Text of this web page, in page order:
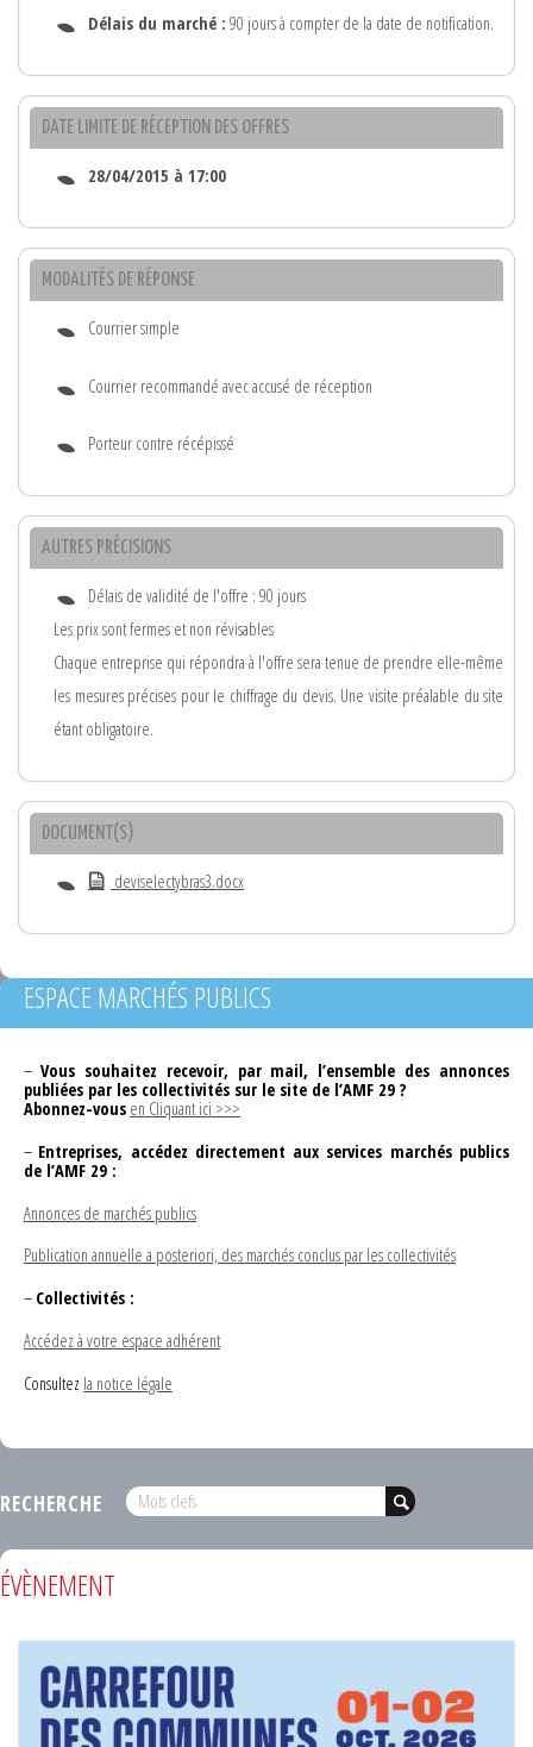
Délais du marché : 90 jours à compter de la date de notification.
DATE LIMITE DE RÉCEPTION DES OFFRES
28/04/2015 à 17:00
MODALITÉS DE RÉPONSE
Courrier simple
Courrier recommandé avec accusé de réception
Porteur contre récépissé
AUTRES PRÉCISIONS
Délais de validité de l'offre : 90 jours
Les prix sont fermes et non révisables
Chaque entreprise qui répondra à l'offre sera tenue de prendre elle-même
les mesures précises pour le chiffrage du devis. Une visite préalable du site
étant obligatoire.
DOCUMENT(S)
deviselectybras3.docx
ESPACE MARCHÉS PUBLICS
– Vous souhaitez recevoir, par mail, l’ensemble des annonces
publiées par les collectivités sur le site de l’AMF 29 ?
Abonnez-vous en Cliquant ici >>>
– Entreprises, accédez directement aux services marchés publics
de l’AMF 29 :
Annonces de marchés publics
Publication annuelle a posteriori, des marchés conclus par les collectivités
– Collectivités :
Accédez à votre espace adhérent
Consultez la notice légale
RECHERCHE
ÉVÈNEMENT